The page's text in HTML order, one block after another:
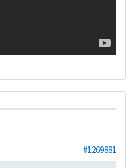
#1269881